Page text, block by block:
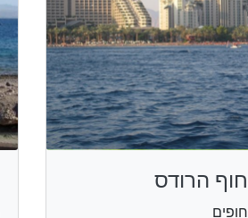
חוף הרודס
חופים